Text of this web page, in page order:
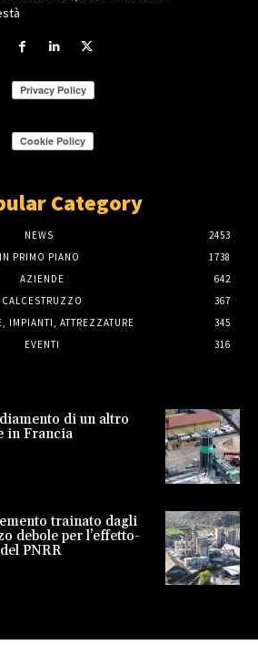
Category
NEWS
2453
IN PRIMO PIANO
1738
AZIENDE
642
CALCESTRUZZO
367
IMPIANTI, ATTREZZATURE
345
EVENTI
316
di un altro
in Francia
trainato dagli
debole per l’effetto-
PNRR